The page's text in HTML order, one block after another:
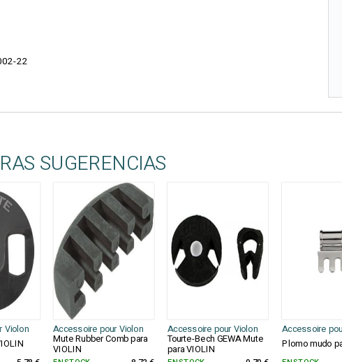
22
SUGERENCIAS
Violon Accessoire pour Violon Accessoire pour Violon Accessoire
Mute Rubber Comb para
VIOLIN
Tourte-Bech GEWA Mute
para VIOLIN Plomo mudo